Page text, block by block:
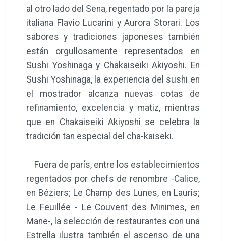
al otro lado del Sena, regentado por la pareja
italiana Flavio Lucarini y Aurora Storari. Los
sabores y tradiciones japoneses también
están orgullosamente representados en
Sushi Yoshinaga y Chakaiseiki Akiyoshi. En
Sushi Yoshinaga, la experiencia del sushi en
el mostrador alcanza nuevas cotas de
refinamiento, excelencia y matiz, mientras
que en Chakaiseiki Akiyoshi se celebra la
tradición tan especial del cha-kaiseki.
Fuera de parís, entre los establecimientos
regentados por chefs de renombre -Calice,
en Béziers; Le Champ des Lunes, en Lauris;
Le Feuillée - Le Couvent des Minimes, en
Mane-, la selección de restaurantes con una
Estrella ilustra también el ascenso de una